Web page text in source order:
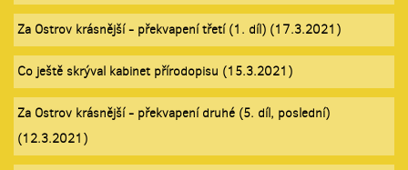
Za Ostrov krásnější - překvapení třetí (1. díl) (17.3.2021)
Co ještě skrýval kabinet přírodopisu (15.3.2021)
Za Ostrov krásnější - překvapení druhé (5. díl, poslední)
(12.3.2021)